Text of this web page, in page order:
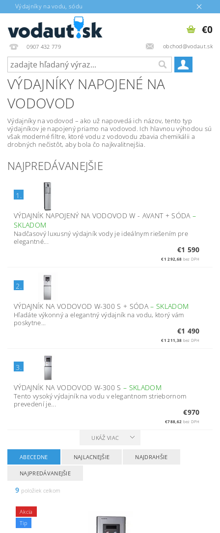
Výdajníky na vodu, sódu
0907 432 779 obchod@vodaut.sk
€0
VÝDAJNÍKY NAPOJENÉ NA
VODOVOD
Výdajníky na vodovod – ako už napovedá ich názov, tento typ
výdajníkov je napojený priamo na vodovod. Ich hlavnou výhodou sú
však moderné filtre, ktoré vodu z vodovodu zbavia chemikálii a
drobných nečistôt, aby bola čo najkvalitnejšia.
NAJPREDÁVANEJŠIE
1.
VÝDAJNÍK NAPOJENÝ NA VODOVOD W - AVANT + SÓDA –
SKLADOM
Nadčasový luxusný výdajník vody je ideálnym riešením pre
elegantné...
€1 590
€1 292,68 bez DPH
2.
VÝDAJNÍK NA VODOVOD W-300 S + SÓDA– SKLADOM
Hľadáte výkonný a elegantný výdajník na vodu, ktorý vám
poskytne...
€1 490
€1 211,38 bez DPH
3.
VÝDAJNÍK NA VODOVOD W-300 S– SKLADOM
Tento vysoký výdajník na vodu v elegantnom striebornom
prevedení je...
€970
€788,62 bez DPH
UKÁŽ VIAC
ABECEDNE NAJLACNEJŠIE NAJDRAHŠIE
NAJPREDÁVANEJŠIE
9 položiek celkom
Akcia
Tip